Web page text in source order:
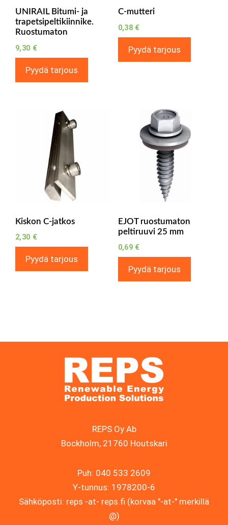
UNIRAIL Bitumi- ja
trapetsipeltikiinnike.
Ruostumaton
9,30 €
Pyydä tarjous
C-mutteri
0,38 €
Pyydä tarjous
Kiskon C-jatkos
2,30 €
Pyydä tarjous
EJOT ruostumaton
peltiruuvi 25 mm
0,69 €
Pyydä tarjous
REPS Oy Ab
Bockholm, 21760 Houtskari
Puh: 040 533 2609
Y-tunnus: 1978200-6
Sähköposti: reps -at- reps.fi (korvaa "-at-" merkillä
@)